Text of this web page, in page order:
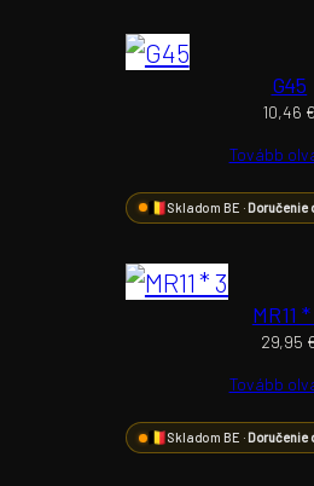
G45
10,46
Tovább
Skladom BE ·Doručenie
MR11
29,95
Tovább
Skladom BE ·Doručenie